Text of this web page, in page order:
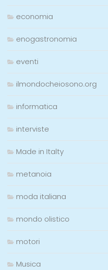
economia
enogastronomia
eventi
ilmondocheiosono.org
informatica
interviste
Made in Italty
metanoia
moda italiana
mondo olistico
motori
Musica